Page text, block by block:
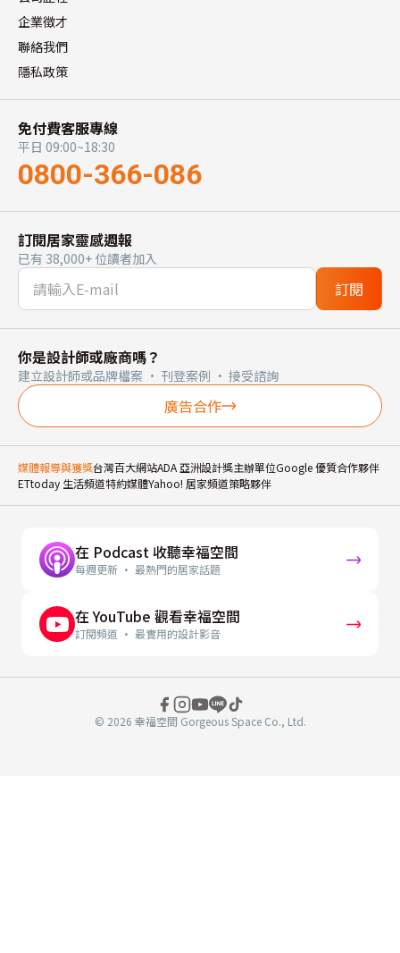
企業徵才
聯絡我們
隱私政策
免付費客服專線
平日 09:00~18:30
0800-366-086
訂閱居家靈感週報
已有 38,000+ 位讀者加入
訂閱
你是設計師或廠商嗎？
建立設計師或品牌檔案 · 刊登案例 · 接受諮詢
廣告合作
媒體報導與獲獎台灣百大網站ADA 亞洲設計獎主辦單位Google 優質合作夥伴
ETtoday 生活頻道特約媒體Yahoo! 居家頻道策略夥伴
在 Podcast 收聽幸福空間
每週更新 · 最熱門的居家話題
在 YouTube 觀看幸福空間
訂閱頻道 · 最實用的設計影音
© 2026 幸福空間 Gorgeous Space Co., Ltd.